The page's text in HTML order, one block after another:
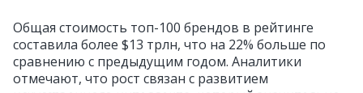
Общая стоимость топ-100 брендов в рейтинге
составила более $13 трлн, что на 22% больше по
сравнению с предыдущим годом. Аналитики
отмечают, что рост связан с развитием